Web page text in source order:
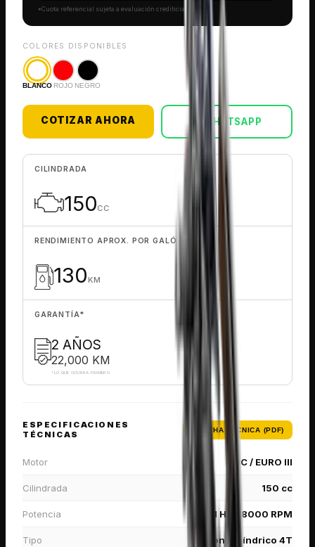
*Cuota referencial sujeta a evaluación crediticia.
COLORES DISPONIBLES
BLANCO ROJO NEGRO
COTIZAR AHORA WHATSAPP
CILINDRADA
150CC
RENDIMIENTO APROX. POR GALÓN
130KM
GARANTÍA*
2 AÑOS
22,000 KM
* LO QUE OCURRA PRIMERO
ESPECIFICACIONES
TÉCNICAS
FICHA TÉCNICA (PDF)
Motor OHC / EURO III
Cilindrada 150 cc
Potencia 7.91 HP - 8000 RPM
Tipo Monocilíndrico 4T